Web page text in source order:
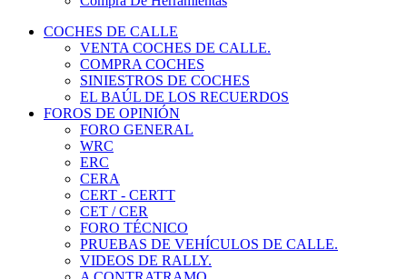
COCHES DE CALLE
VENTA COCHES DE CALLE.
COMPRA COCHES
SINIESTROS DE COCHES
EL BAÚL DE LOS RECUERDOS
FOROS DE OPINIÓN
FORO GENERAL
WRC
ERC
CERA
CERT - CERTT
CET / CER
FORO TÉCNICO
PRUEBAS DE VEHÍCULOS DE CALLE.
VIDEOS DE RALLY.
A CONTRATRAMO
TIENDA ONLINE